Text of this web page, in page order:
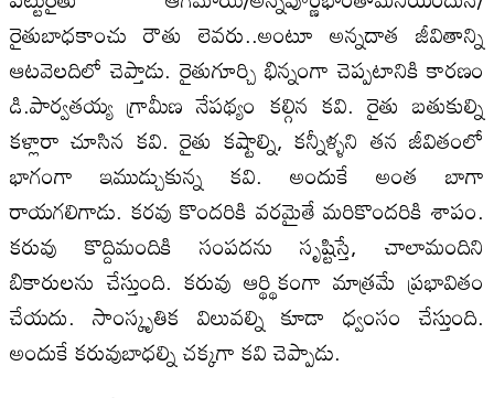
రైతుబాధకాంచు రౌతు లెవరు..అంటూ అన్నదాత జీవితాన్ని
ఆటవెలదిలో చెప్తాడు. రైతుగూర్చి భిన్నంగా చెప్పటానికి కారణం
డి.పార్వతయ్య గ్రామీణ నేపథ్యం కల్గిన కవి. రైతు బతుకుల్ని
కళ్లారా చూసిన కవి. రైతు కష్టాల్ని, కన్నీళ్ళని తన జీవితంలో
భాగంగా ఇముడ్చుకున్న కవి. అందుకే అంత బాగా
రాయగలిగాడు. కరవు కొందరికి వరమైతే మరికొందరికి శాపం.
కరువు కొద్దిమందికి సంపదను సృష్టిస్తే, చాలామందిని
బికారులను చేస్తుంది. కరువు ఆర్థ్థికంగా మాత్రమే ప్రభావితం
చేయదు. సాంస్కృతిక విలువల్ని కూడా ధ్వంసం చేస్తుంది.
అందుకే కరువుబాధల్ని చక్కగా కవి చెప్పాడు.